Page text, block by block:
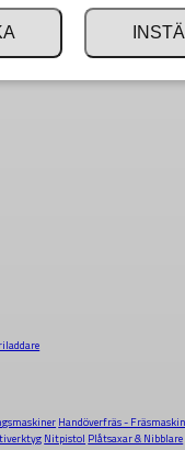
Handöverfräs -
Nitpistol Plåtsaxar & Nibblare